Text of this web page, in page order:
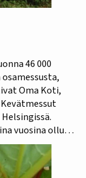
46 000
Oma Koti,
vuosina ollut
Jatkossa
on